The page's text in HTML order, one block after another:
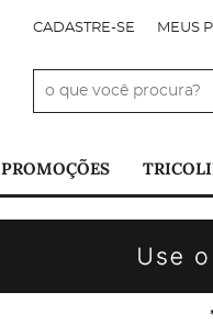
CADASTRE-SE MEUS
PROMOÇÕES